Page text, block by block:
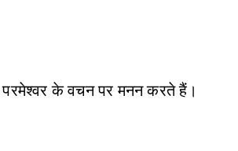
परमेश्वर के वचन पर मनन करते हैं।